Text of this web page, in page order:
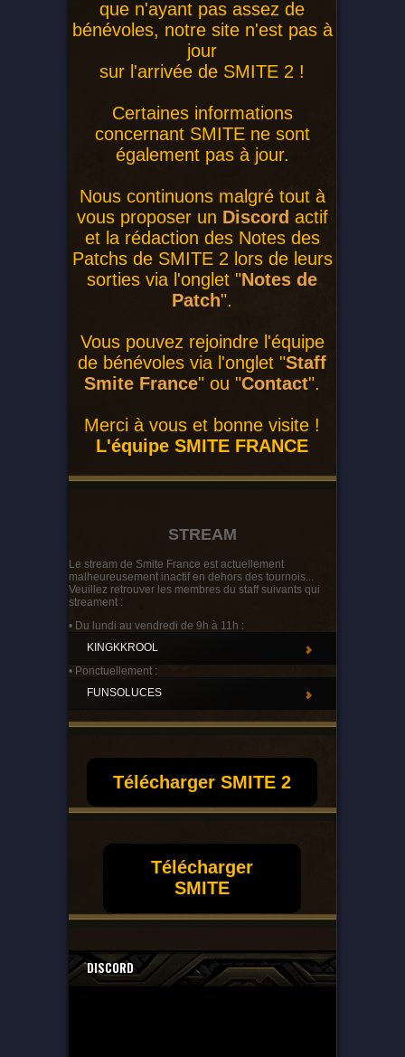
que n'ayant pas assez de
bénévoles, notre site n'est pas à
jour
sur l'arrivée de SMITE 2 !
Certaines informations
concernant SMITE ne sont
également pas à jour.
Nous continuons malgré tout à
vous proposer un Discord actif
et la rédaction des Notes des
Patchs de SMITE 2 lors de leurs
sorties via l'onglet "Notes de
Patch".
Vous pouvez rejoindre l'équipe
de bénévoles via l'onglet "Staff
Smite France" ou "Contact".
Merci à vous et bonne visite !
L'équipe SMITE FRANCE
STREAM
Le stream de Smite France est actuellement
malheureusement inactif en dehors des tournois...
Veuillez retrouver les membres du staff suivants qui
streament :
• Du lundi au vendredi de 9h à 11h :
KINGKKROOL
• Ponctuellement :
FUNSOLUCES
Télécharger SMITE 2
Télécharger
SMITE
DISCORD